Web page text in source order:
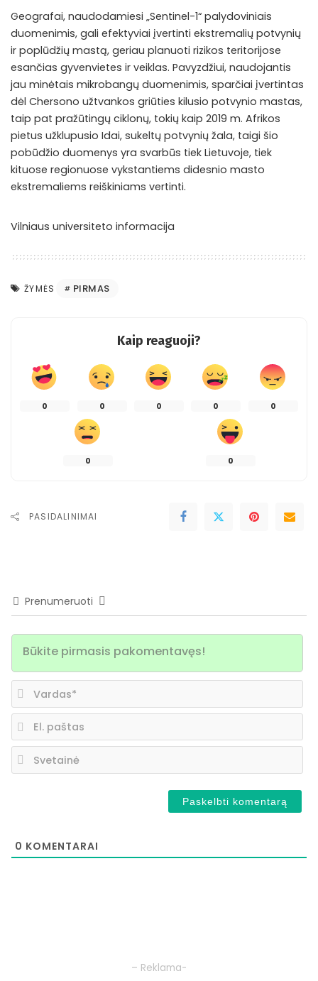
Geografai, naudodamiesi „Sentinel-1“ palydoviniais
duomenimis, gali efektyviai įvertinti ekstremalių potvynių
ir poplūdžių mastą, geriau planuoti rizikos teritorijose
esančias gyvenvietes ir veiklas. Pavyzdžiui, naudojantis
jau minėtais mikrobangų duomenimis, sparčiai įvertintas
dėl Chersono užtvankos griūties kilusio potvynio mastas,
taip pat pražūtingų ciklonų, tokių kaip 2019 m. Afrikos
pietus užklupusio Idai, sukeltų potvynių žala, taigi šio
pobūdžio duomenys yra svarbūs tiek Lietuvoje, tiek
kituose regionuose vykstantiems didesnio masto
ekstremaliems reiškiniams vertinti.
Vilniaus universiteto informacija
ŽYMĖS PIRMAS
Kaip reaguoji?
0 0 0 0 0
0 0
PASIDALINIMAI
Prenumeruoti
0 KOMENTARAI
– Reklama-